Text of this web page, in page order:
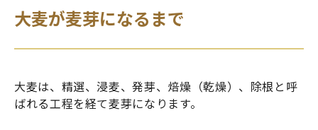
大麦が麦芽になるまで
大麦は、精選、浸麦、発芽、焙燥（乾燥）、除根と呼
ばれる工程を経て麦芽になります。